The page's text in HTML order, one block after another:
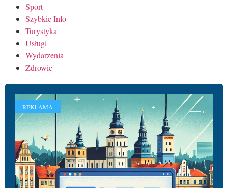
Sport
Szybkie Info
Turystyka
Usługi
Wydarzenia
Zdrowie
REKLAMA